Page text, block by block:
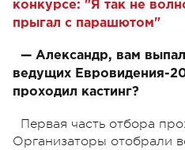
конкурсе: "Я так не
прыгал с парашютом"
— Александр, вам
ведущих Евровидения-
проходил кастинг?
Первая часть отбора
Организаторы отобрали